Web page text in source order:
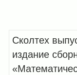
Год
Сколтех
издание